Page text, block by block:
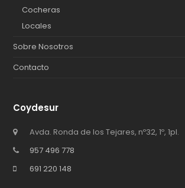
Cocheras
Locales
Sobre Nosotros
Contacto
Coydesur
Avda. Ronda de los Tejares, nº32, 1º, 1pl.
957 496 778
691 220 148